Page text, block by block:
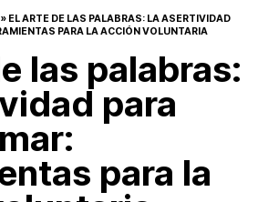
» EL ARTE DE LAS PALABRAS: LA ASERTIVIDAD
PARA LA ACCIÓN VOLUNTARIA
las palabras:
para
para la